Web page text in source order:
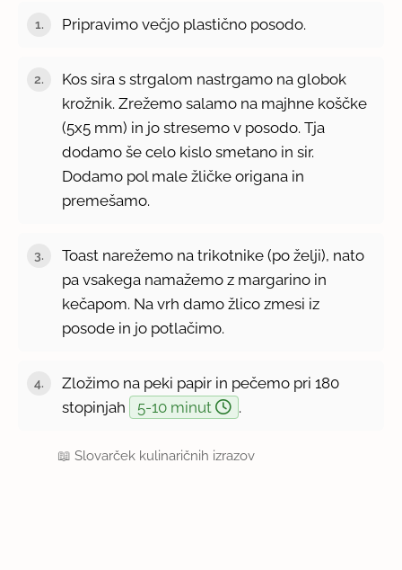
Pripravimo večjo plastično posodo.
Kos sira s strgalom nastrgamo na globok
krožnik. Zrežemo salamo na majhne koščke
(5x5 mm) in jo stresemo v posodo. Tja
dodamo še celo kislo smetano in sir.
Dodamo pol male žličke origana in
premešamo.
Toast narežemo na trikotnike (po želji), nato
pa vsakega namažemo z margarino in
kečapom. Na vrh damo žlico zmesi iz
posode in jo potlačimo.
Zložimo na peki papir in pečemo pri 180
stopinjah
5-10 minut .
📖Slovarček kulinaričnih izrazov